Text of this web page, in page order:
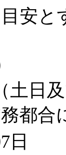
安
土日
都
日